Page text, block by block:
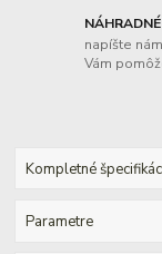
napíšte
Vám
Kompletné
Parametre